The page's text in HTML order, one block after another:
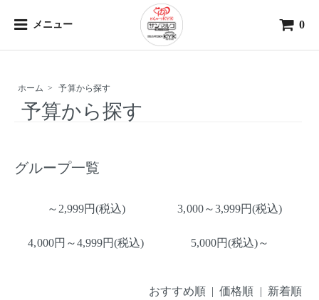
メニュー 0
ホーム > 予算から探す
予算から探す
グループ一覧
～2,999円(税込) 3,000～3,999円(税込)
4,000円～4,999円(税込) 5,000円(税込)～
おすすめ順 |価格順 | 新着順